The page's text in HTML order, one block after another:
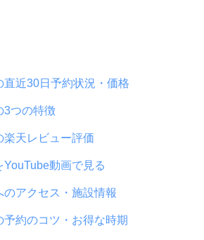
直近30日予約状況・価格
3つの特徴
楽天レビュー評価
YouTube動画で見る
のアクセス・施設情報
予約のコツ・お得な時期